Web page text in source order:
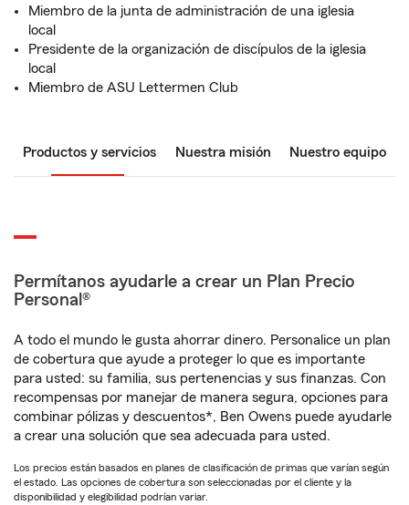
Miembro de la junta de administración de una iglesia
local
Presidente de la organización de discípulos de la iglesia
local
Miembro de ASU Lettermen Club
Productos y servicios Nuestra misión Nuestro equipo
Permítanos ayudarle a crear un Plan Precio
Personal®
A todo el mundo le gusta ahorrar dinero. Personalice un plan
de cobertura que ayude a proteger lo que es importante
para usted: su familia, sus pertenencias y sus finanzas. Con
recompensas por manejar de manera segura, opciones para
combinar pólizas y descuentos*, Ben Owens puede ayudarle
a crear una solución que sea adecuada para usted.
Los precios están basados en planes de clasificación de primas que varían según
el estado. Las opciones de cobertura son seleccionadas por el cliente y la
disponibilidad y elegibilidad podrían variar.